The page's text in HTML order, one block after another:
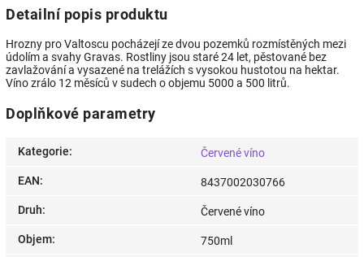
Detailní popis produktu
Hrozny pro Valtoscu pocházejí ze dvou pozemků rozmístěných mezi
údolím a svahy Gravas. Rostliny jsou staré 24 let, pěstované bez
zavlažování a vysazené na trelážích s vysokou hustotou na hektar.
Víno zrálo 12 měsíců v sudech o objemu 5000 a 500 litrů.
Doplňkové parametry
Kategorie: Červené víno
EAN: 8437002030766
Druh: Červené víno
Objem: 750ml